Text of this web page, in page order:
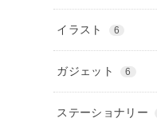
イラスト 6
ガジェット 6
ステーショナリー